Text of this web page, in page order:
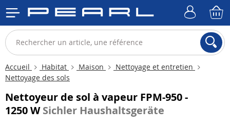
Accueil Habitat Maison
Nettoyage et entretien
Nettoyage des sols
Nettoyeur de sol à vapeur FPM-950 -
1250 WSichler Haushaltsgeräte